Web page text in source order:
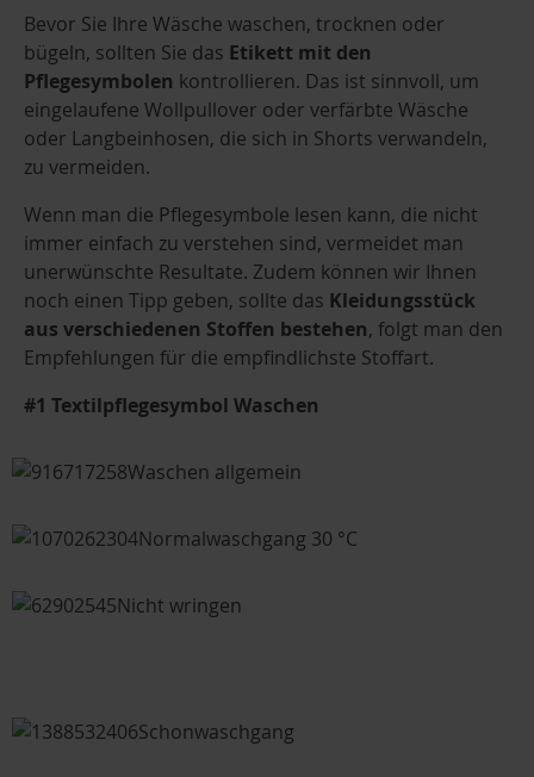
Bevor Sie Ihre Wäsche waschen, trocknen oder
bügeln, sollten Sie das Etikett mit den
Pflegesymbolen kontrollieren. Das ist sinnvoll, um
eingelaufene Wollpullover oder verfärbte Wäsche
oder Langbeinhosen, die sich in Shorts verwandeln,
zu vermeiden.
Wenn man die Pflegesymbole lesen kann, die nicht
immer einfach zu verstehen sind, vermeidet man
unerwünschte Resultate. Zudem können wir Ihnen
noch einen Tipp geben, sollte das Kleidungsstück
aus verschiedenen Stoffen bestehen, folgt man den
Empfehlungen für die empfindlichste Stoffart.
#1 Textilpflegesymbol Waschen
Waschen allgemein
Normalwaschgang 30 °C
Nicht wringen
Schonwaschgang